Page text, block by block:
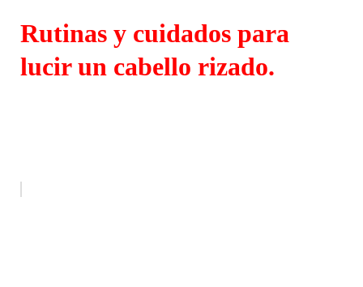
Rutinas y cuidados para
lucir un cabello rizado.